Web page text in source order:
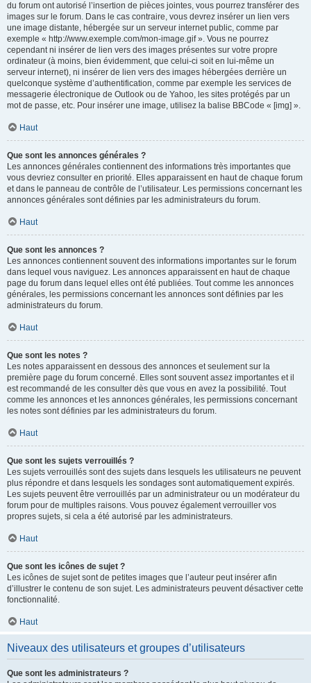
du forum ont autorisé l’insertion de pièces jointes, vous pourrez transférer des
images sur le forum. Dans le cas contraire, vous devrez insérer un lien vers
une image distante, hébergée sur un serveur internet public, comme par
exemple « http://www.exemple.com/mon-image.gif ». Vous ne pourrez
cependant ni insérer de lien vers des images présentes sur votre propre
ordinateur (à moins, bien évidemment, que celui-ci soit en lui-même un
serveur internet), ni insérer de lien vers des images hébergées derrière un
quelconque système d’authentification, comme par exemple les services de
messagerie électronique de Outlook ou de Yahoo, les sites protégés par un
mot de passe, etc. Pour insérer une image, utilisez la balise BBCode « [img] ».
Haut
Que sont les annonces générales ?
Les annonces générales contiennent des informations très importantes que
vous devriez consulter en priorité. Elles apparaissent en haut de chaque forum
et dans le panneau de contrôle de l’utilisateur. Les permissions concernant les
annonces générales sont définies par les administrateurs du forum.
Haut
Que sont les annonces ?
Les annonces contiennent souvent des informations importantes sur le forum
dans lequel vous naviguez. Les annonces apparaissent en haut de chaque
page du forum dans lequel elles ont été publiées. Tout comme les annonces
générales, les permissions concernant les annonces sont définies par les
administrateurs du forum.
Haut
Que sont les notes ?
Les notes apparaissent en dessous des annonces et seulement sur la
première page du forum concerné. Elles sont souvent assez importantes et il
est recommandé de les consulter dès que vous en avez la possibilité. Tout
comme les annonces et les annonces générales, les permissions concernant
les notes sont définies par les administrateurs du forum.
Haut
Que sont les sujets verrouillés ?
Les sujets verrouillés sont des sujets dans lesquels les utilisateurs ne peuvent
plus répondre et dans lesquels les sondages sont automatiquement expirés.
Les sujets peuvent être verrouillés par un administrateur ou un modérateur du
forum pour de multiples raisons. Vous pouvez également verrouiller vos
propres sujets, si cela a été autorisé par les administrateurs.
Haut
Que sont les icônes de sujet ?
Les icônes de sujet sont de petites images que l’auteur peut insérer afin
d’illustrer le contenu de son sujet. Les administrateurs peuvent désactiver cette
fonctionnalité.
Haut
Niveaux des utilisateurs et groupes d’utilisateurs
Que sont les administrateurs ?